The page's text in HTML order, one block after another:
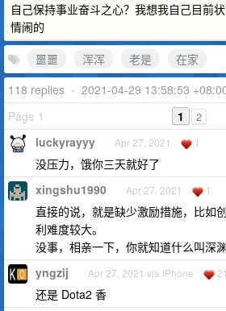
自己保持事业奋斗之心？我想我自己目前
情闹的
噩噩
浑浑 老是
在家
118 replies • 2021-04-29 13:58:53
Page 1
1 2
luckyrayyy Apr 27, 2021 1
没压力，饿你三天就好了
xingshu1990 Apr 27, 2021 1
直接的说，就是缺少激励措施，比如
利难度较大。
没事，相亲一下，你就知道什么叫深渊
yngzij Apr 27, 2021 via iPhone 21
还是 Dota2 香